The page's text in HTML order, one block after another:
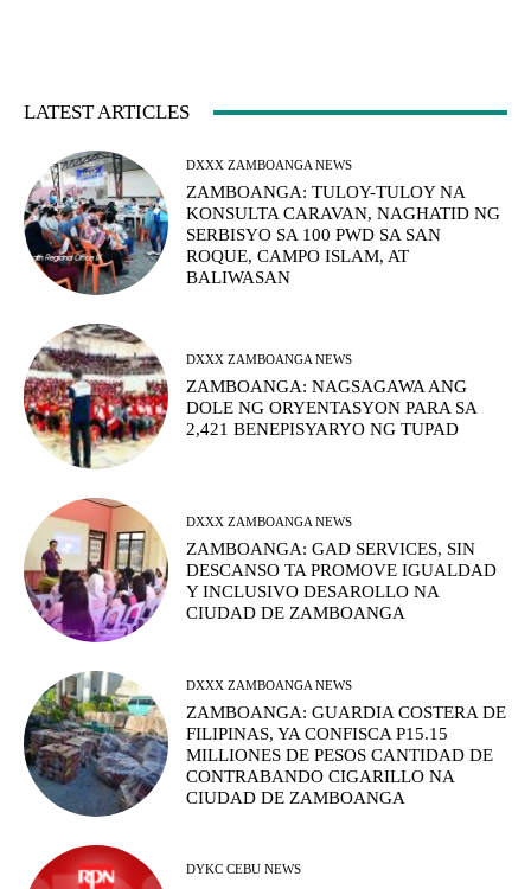
LATEST ARTICLES
DXXX ZAMBOANGA NEWS
ZAMBOANGA: TULOY-TULOY NA
KONSULTA CARAVAN, NAGHATID NG
SERBISYO SA 100 PWD SA SAN
ROQUE, CAMPO ISLAM, AT
BALIWASAN
DXXX ZAMBOANGA NEWS
ZAMBOANGA: NAGSAGAWA ANG
DOLE NG ORYENTASYON PARA SA
2,421 BENEPISYARYO NG TUPAD
DXXX ZAMBOANGA NEWS
ZAMBOANGA: GAD SERVICES, SIN
DESCANSO TA PROMOVE IGUALDAD
Y INCLUSIVO DESAROLLO NA
CIUDAD DE ZAMBOANGA
DXXX ZAMBOANGA NEWS
ZAMBOANGA: GUARDIA COSTERA DE
FILIPINAS, YA CONFISCA P15.15
MILLIONES DE PESOS CANTIDAD DE
CONTRABANDO CIGARILLO NA
CIUDAD DE ZAMBOANGA
DYKC CEBU NEWS